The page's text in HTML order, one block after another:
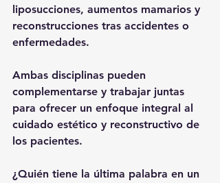
liposucciones, aumentos mamarios y
reconstrucciones tras accidentes o
enfermedades.
Ambas disciplinas pueden
complementarse y trabajar juntas
para ofrecer un enfoque integral al
cuidado estético y reconstructivo de
los pacientes.
¿Quién tiene la última palabra en un